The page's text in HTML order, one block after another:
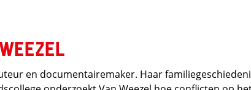
en documentairemaker. Haar